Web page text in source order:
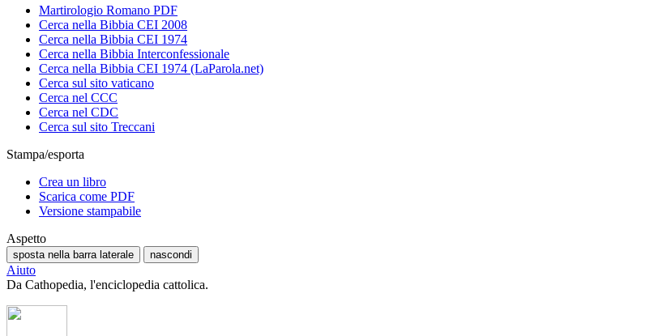
Martirologio Romano PDF
Cerca nella Bibbia CEI 2008
Cerca nella Bibbia CEI 1974
Cerca nella Bibbia Interconfessionale
Cerca nella Bibbia CEI 1974 (LaParola.net)
Cerca sul sito vaticano
Cerca nel CCC
Cerca nel CDC
Cerca sul sito Treccani
Stampa/esporta
Crea un libro
Scarica come PDF
Versione stampabile
Aspetto
sposta nella barra laterale nascondi
Aiuto
Da Cathopedia, l'enciclopedia cattolica.